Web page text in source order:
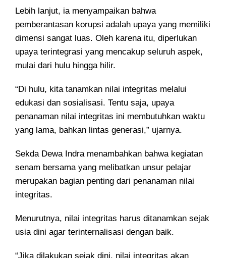
Lebih lanjut, ia menyampaikan bahwa
pemberantasan korupsi adalah upaya yang memiliki
dimensi sangat luas. Oleh karena itu, diperlukan
upaya terintegrasi yang mencakup seluruh aspek,
mulai dari hulu hingga hilir.
“Di hulu, kita tanamkan nilai integritas melalui
edukasi dan sosialisasi. Tentu saja, upaya
penanaman nilai integritas ini membutuhkan waktu
yang lama, bahkan lintas generasi,” ujarnya.
Sekda Dewa Indra menambahkan bahwa kegiatan
senam bersama yang melibatkan unsur pelajar
merupakan bagian penting dari penanaman nilai
integritas.
Menurutnya, nilai integritas harus ditanamkan sejak
usia dini agar terinternalisasi dengan baik.
“Jika dilakukan sejak dini, nilai integritas akan